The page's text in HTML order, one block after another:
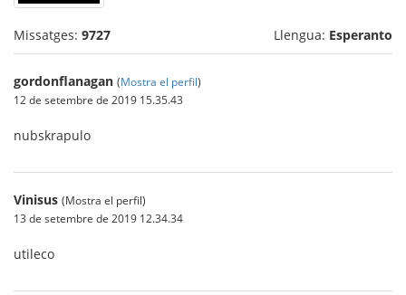
Missatges: 9727 Llengua: Esperanto
gordonflanagan (Mostra el perfil)
12 de setembre de 2019 15.35.43
nubskrapulo
Vinisus (Mostra el perfil)
13 de setembre de 2019 12.34.34
utileco